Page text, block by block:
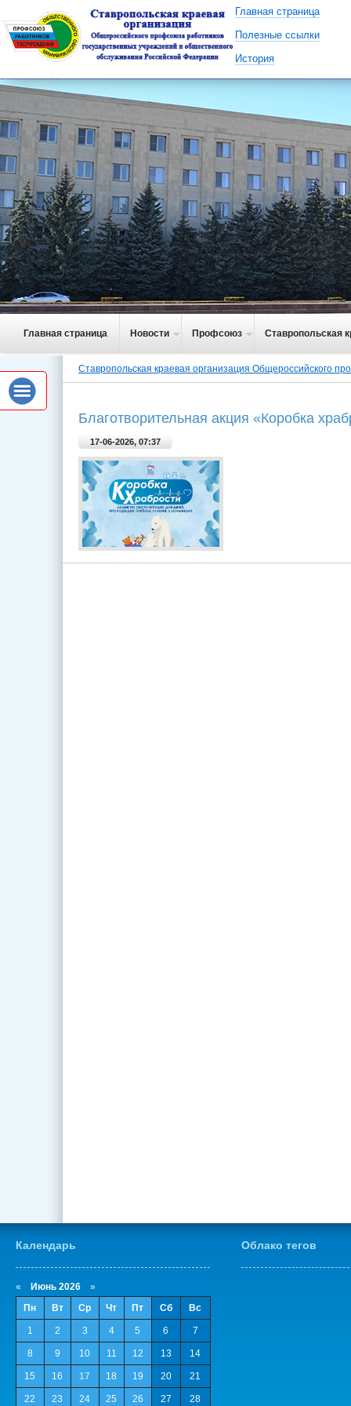
Главная страница
Полезные ссылки
История
Главная страница Новости Профсоюз Ставропольская
Ставропольская краевая организация Общероссийского
Благотворительная акция «Коробка
17-06-2026, 07:37
Календарь
« Июнь 2026 »
Пн
Вт Ср Чт Пт Сб Вс
1 2 3 4 5 6 7
8 9 10 11 12 13 14
15 16 17 18 19 20 21
22 23 24 25 26 27 28
Облако тегов